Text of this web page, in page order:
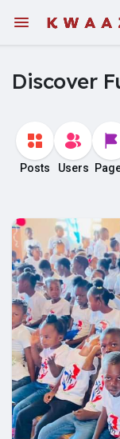
Discover
Posts Users